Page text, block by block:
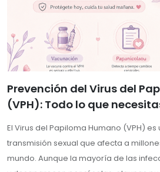
Prevención del Virus del
(VPH): Todo lo que
El Virus del Papiloma Humano (VPH)
transmisión sexual que afecta a
mundo. Aunque la mayoría de las